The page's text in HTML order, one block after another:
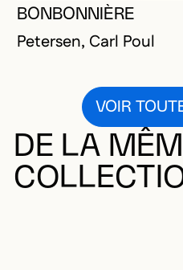
BONBONNIÈRE
Petersen, Carl Poul
VOIR
DE LA